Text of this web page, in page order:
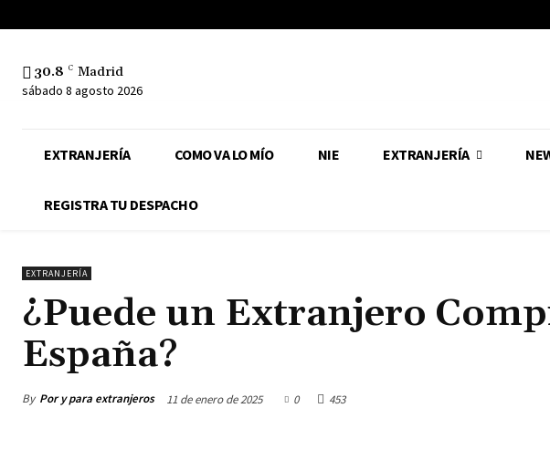
30.8 C Madrid
sábado 8 agosto 2026
EXTRANJERÍA COMO VA LO MÍO NIE EXTRANJERÍA
REGISTRA TU DESPACHO
EXTRANJERÍA
¿Puede un Extranjero
España?
By Por y para extranjeros 11 de enero de 2025 0 453